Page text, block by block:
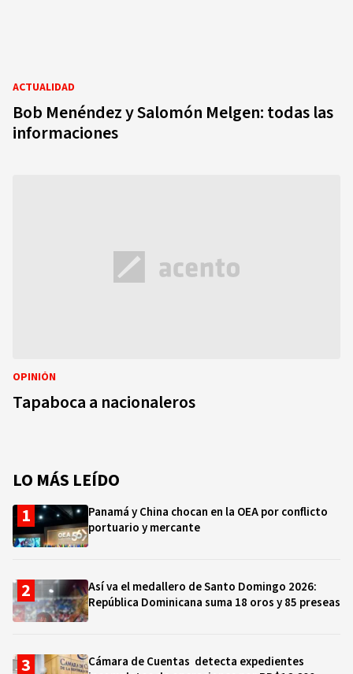
ACTUALIDAD
Bob Menéndez y Salomón Melgen: todas las
informaciones
OPINIÓN
Tapaboca a nacionaleros
LO MÁS LEÍDO
Panamá y China chocan en la OEA por conflicto
portuario y mercante
Así va el medallero de Santo Domingo 2026:
República Dominicana suma 18 oros y 85 preseas
Cámara de Cuentas detecta expedientes